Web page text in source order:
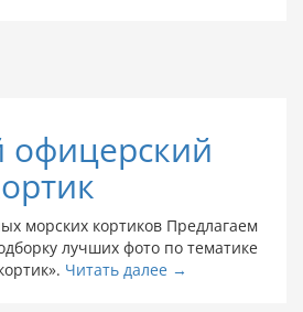
офицерский
морских кортиков Предлагаем
лучших фото по тематике
Читать далее →